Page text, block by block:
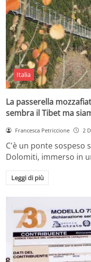
Italia
La passerella
sembra il Tibet ma
Francesca Petriccione 2
C'è un ponte sospeso
Dolomiti, immerso in
Leggi di più